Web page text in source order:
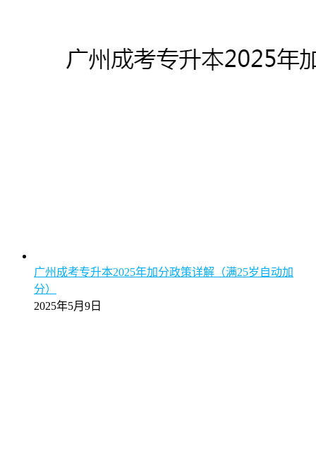
广州成考专升本2025年加分政策详解（满25岁自动加
分）
2025年5月9日